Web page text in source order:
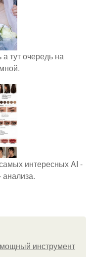
тут очередь на
интересных AI -
инструмент